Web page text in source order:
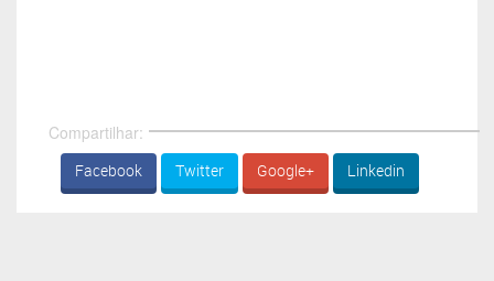
Compartilhar:
Facebook Twitter Google+ Linkedin